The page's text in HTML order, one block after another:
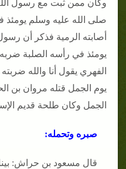
وكان ممن ثبت مع رسول
صلى الله عليه وسلم
أصابته الرمية فذكر أن
يومئذ في رأسه الصلبة
الفهري يقول أنا والله
يوم الجمل قتله مروان بن
الجمل وكان طلحة قديم
صبره وتحمله:
قال مسعود بن حراش: بينا